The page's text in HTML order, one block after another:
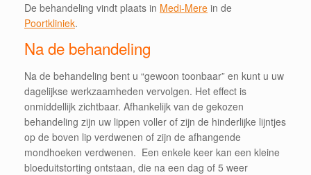
De behandeling vindt plaats in Medi-Mere in de
Poortkliniek.
Na de behandeling
Na de behandeling bent u “gewoon toonbaar” en kunt u uw
dagelijkse werkzaamheden vervolgen. Het effect is
onmiddellijk zichtbaar. Afhankelijk van de gekozen
behandeling zijn uw lippen voller of zijn de hinderlijke lijntjes
op de boven lip verdwenen of zijn de afhangende
mondhoeken verdwenen. Een enkele keer kan een kleine
bloeduitstorting ontstaan, die na een dag of 5 weer